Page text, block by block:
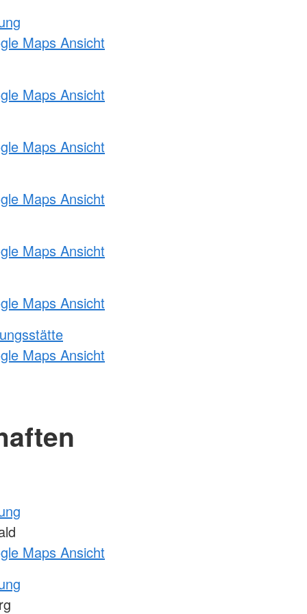
Maps Ansicht
Maps Ansicht
Maps Ansicht
Maps Ansicht
Maps Ansicht
Maps Ansicht
Maps Ansicht
Maps Ansicht